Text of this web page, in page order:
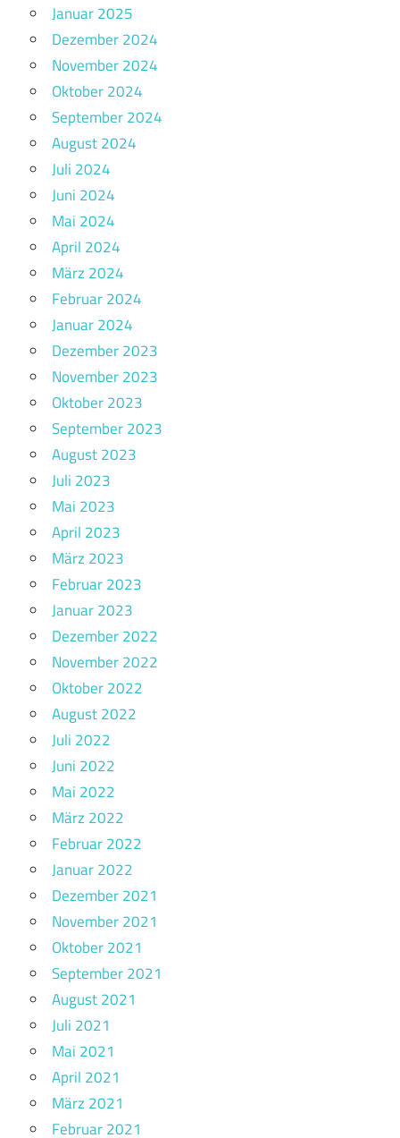
Januar 2025
Dezember 2024
November 2024
Oktober 2024
September 2024
August 2024
Juli 2024
Juni 2024
Mai 2024
April 2024
März 2024
Februar 2024
Januar 2024
Dezember 2023
November 2023
Oktober 2023
September 2023
August 2023
Juli 2023
Mai 2023
April 2023
März 2023
Februar 2023
Januar 2023
Dezember 2022
November 2022
Oktober 2022
August 2022
Juli 2022
Juni 2022
Mai 2022
März 2022
Februar 2022
Januar 2022
Dezember 2021
November 2021
Oktober 2021
September 2021
August 2021
Juli 2021
Mai 2021
April 2021
März 2021
Februar 2021